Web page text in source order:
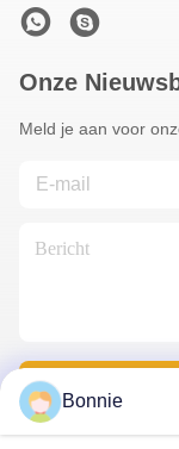
Onze
Meld je aan voor
Contacteer Ons
Bonnie